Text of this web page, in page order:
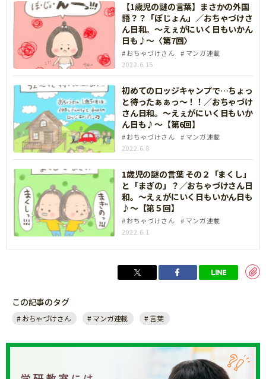
【1歳児の謎の言葉】まさかの外国
語？？「ぼじょん」／おちゃづけさ
ん日和。〜えぇがにいく日もいかん
日も♪〜〈第7回〉
おちゃづけさん
マンガ連載
2022.6.15
初めてのロッジキャンプで…ちょっ
と待ったぁぁっ～！！／おちゃづけ
さん日和。〜えぇがにいく日もいか
ん日も♪〜【第6回】
おちゃづけさん
マンガ連載
2022.6.8
1歳児の謎の言葉 その２「まくし」
と「まぎの」？／おちゃづけさん日
和。〜えぇがにいく日もいかん日も
♪〜【第５回】
おちゃづけさん
マンガ連載
2022.6.1
この記事のタグ
おちゃづけさん マンガ連載 言葉